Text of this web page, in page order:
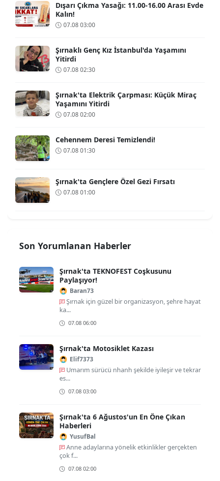
Dışarı Çıkma Yasağı: 11.00-16.00 Arası Evde
Kalın!
07.08 03:00
Şırnaklı Genç Kız İstanbul'da Yaşamını
Yitirdi
07.08 02:30
Şırnak'ta Elektrik Çarpması: Küçük Miraç
Yaşamını Yitirdi
07.08 02:00
Cehennem Deresi Temizlendi!
07.08 01:30
Şırnak'ta Gençlere Özel Gezi Fırsatı
07.08 01:00
Son Yorumlanan Haberler
Şırnak'ta TEKNOFEST Coşkusunu
Paylaşıyor!
Baran73
Şırnak için güzel bir organizasyon, şehre hayat
ka...
07.08 06:00
Şırnak'ta Motosiklet Kazası
Elif7373
Umarım sürücü nhanh şekilde iyileşir ve tekrar
es...
07.08 03:00
Şırnak'ta 6 Ağustos'un En Öne Çıkan
Haberleri
YusufBal
Anne adaylarına yönelik etkinlikler gerçekten
çok f...
07.08 02:00